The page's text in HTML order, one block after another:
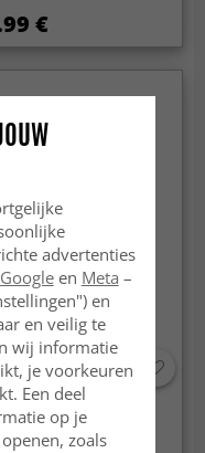
€
- Hudson (beige)
advertenties
Googleen Meta –
en
en veilig te
wij informatie
je voorkeuren
Een deel
op je
zoals